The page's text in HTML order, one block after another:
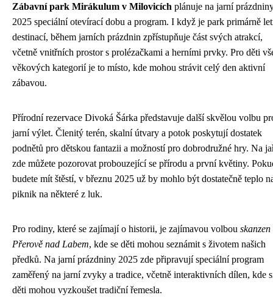
Zábavní park Mirákulum v Milovicích plánuje na jarní
2025 speciální otevírací dobu a program. I když je park primárně
destinací, během jarních prázdnin zpřístupňuje část svých atrakcí,
včetně vnitřních prostor s prolézačkami a herními prvky. Pro děti
věkových kategorií je to místo, kde mohou strávit celý den aktivní
zábavou.
Přírodní rezervace Divoká Šárka představuje další skvělou volbu
jarní výlet. Členitý terén, skalní útvary a potok poskytují dostatek
podnětů pro dětskou fantazii a možností pro dobrodružné hry. Na
zde můžete pozorovat probouzející se přírodu a první květiny.
budete mít štěstí, v březnu 2025 už by mohlo být dostatečně teplo
piknik na některé z luk.
Pro rodiny, které se zajímají o historii, je zajímavou volbou skanzen
Přerově nad Labem, kde se děti mohou seznámit s životem našich
předků. Na jarní prázdniny 2025 zde připravují speciální program
zaměřený na jarní zvyky a tradice, včetně interaktivních dílen, kde
děti mohou vyzkoušet tradiční řemesla.